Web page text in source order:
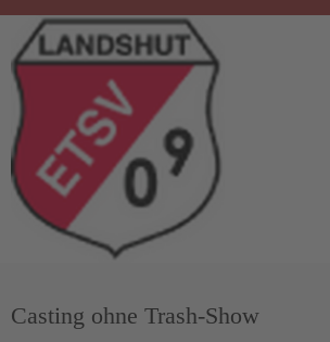
Casting ohne Trash-Show